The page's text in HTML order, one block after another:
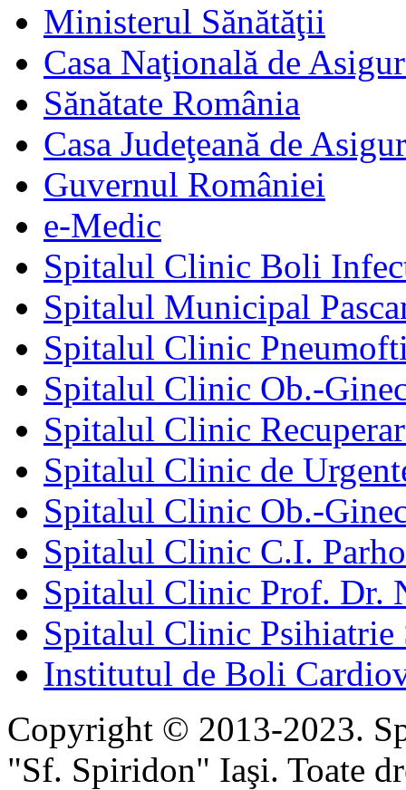
Ministerul Sănătăţii
Casa Naţională de
Sănătate România
Casa Judeţeană de
Guvernul României
e-Medic
Spitalul Clinic Boli
Spitalul Municipal
Spitalul Clinic
Spitalul Clinic Ob.-
Spitalul Clinic
Spitalul Clinic de
Spitalul Clinic Ob.-
Spitalul Clinic C.I.
Spitalul Clinic Prof. Dr.
Spitalul Clinic Psihiatrie
Institutul de Boli
Copyright © 2013-2023.
"Sf. Spiridon" Iaşi. Toate